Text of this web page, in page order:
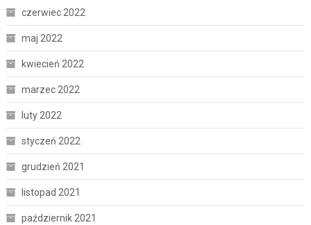
czerwiec 2022
maj 2022
kwiecień 2022
marzec 2022
luty 2022
styczeń 2022
grudzień 2021
listopad 2021
październik 2021